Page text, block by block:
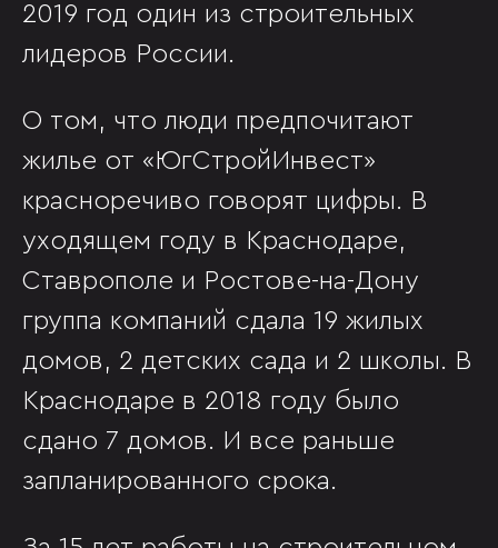
2019 год один из строительных
лидеров России.
О том, что люди предпочитают
жилье от «ЮгСтройИнвест»
красноречиво говорят цифры. В
уходящем году в Краснодаре,
Ставрополе и Ростове-на-Дону
группа компаний сдала 19 жилых
домов, 2 детских сада и 2 школы. В
Краснодаре в 2018 году было
сдано 7 домов. И все раньше
запланированного срока.